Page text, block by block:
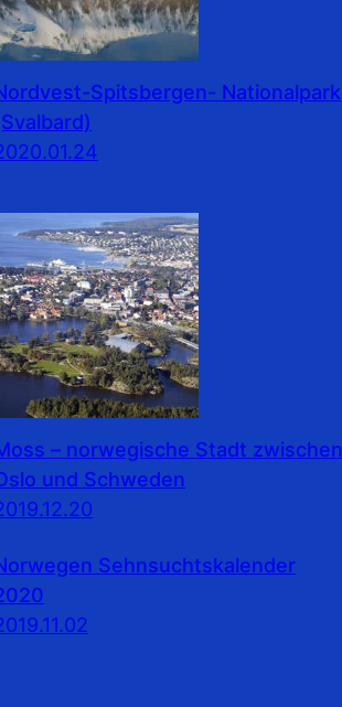
Spitsbergen- Nationalpark
– norwegische Stadt zwischen
und Schweden
Sehnsuchtskalender